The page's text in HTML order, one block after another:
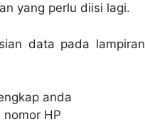
yang perlu diisi lagi.
data pada
anda
nomor HP